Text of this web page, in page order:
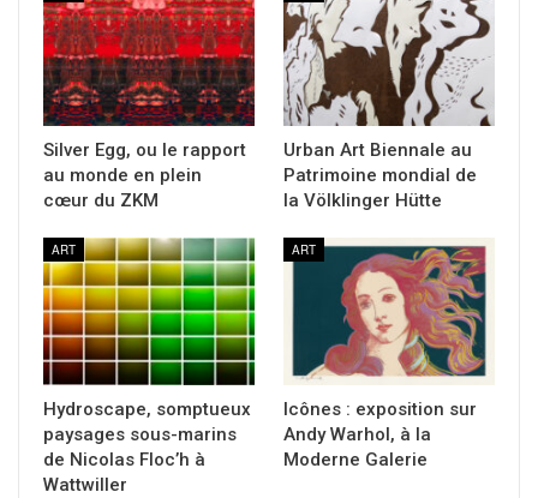
Silver Egg, ou le rapport
au monde en plein
cœur du ZKM
Urban Art Biennale au
Patrimoine mondial de
la Völklinger Hütte
ART
Hydroscape, somptueux
paysages sous-marins
de Nicolas Floc’h à
Wattwiller
ART
Icônes : exposition sur
Andy Warhol, à la
Moderne Galerie